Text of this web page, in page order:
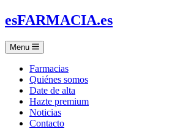
esFARMACIA.es
Menu
Farmacias
Quiénes somos
Date de alta
Hazte premium
Noticias
Contacto